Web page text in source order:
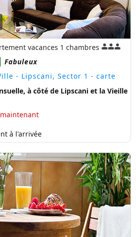
vacances 1 chambres
Fabuleux
- Lipscani, Sector 1 - carte
à côté de Lipscani et la Vieille
à l'arrivée